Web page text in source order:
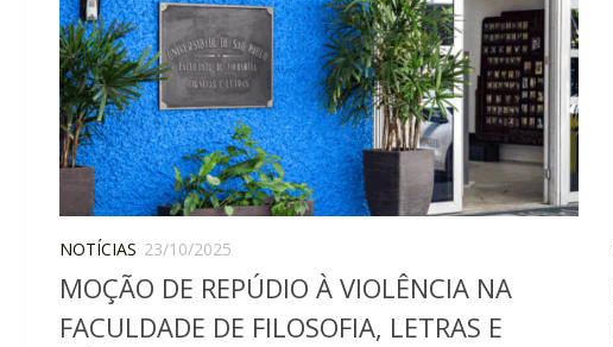
NOTÍCIAS 23/10/2025
MOÇÃO DE REPÚDIO À VIOLÊNCIA NA
FACULDADE DE FILOSOFIA, LETRAS E